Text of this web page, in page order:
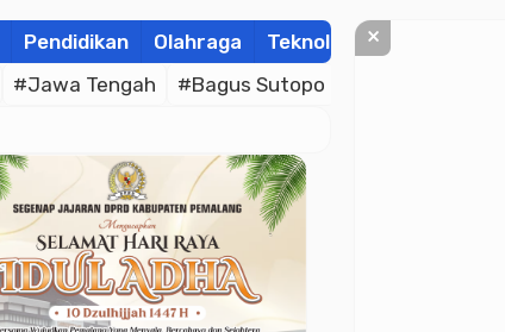
Pendidikan Olahraga Teknologi
#Jawa Tengah #Bagus Sutopo
×